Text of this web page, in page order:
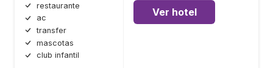
restaurante
ac
transfer
mascotas
club infantil
Ver hotel